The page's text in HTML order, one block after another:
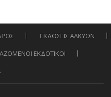
ΕΚΔΟΣΕΙΣ ΑΛΚΥΩΝ
ΕΚΔΟΤΙΚΟΙ